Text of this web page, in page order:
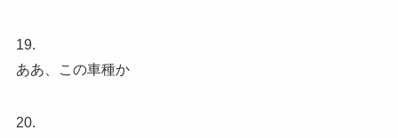
19.
ああ、この車種か
20.